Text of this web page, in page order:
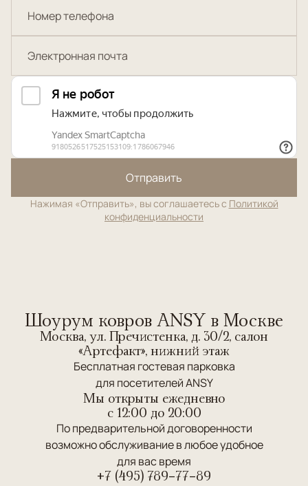
Отправить
Нажимая «Отправить», вы соглашаетесь с Политикой
конфиденциальности
Шоурум ковров ANSY в Москве
Москва, ул. Пречистенка, д. 30/2, салон
«Артефакт», нижний этаж
Бесплатная гостевая парковка
для посетителей ANSY
Мы открыты ежедневно
c 12:00 до 20:00
По предварительной договоренности
возможно обслуживание в любое удобное
для вас время
+7 (495) 789-77-89